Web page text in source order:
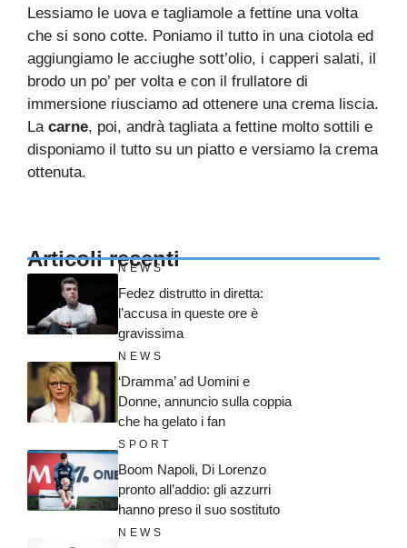
Lessiamo le uova e tagliamole a fettine una volta
che si sono cotte. Poniamo il tutto in una ciotola ed
aggiungiamo le acciughe sott’olio, i capperi salati, il
brodo un po’ per volta e con il frullatore di
immersione riusciamo ad ottenere una crema liscia.
La carne, poi, andrà tagliata a fettine molto sottili e
disponiamo il tutto su un piatto e versiamo la crema
ottenuta.
Articoli recenti
NEWS
Fedez distrutto in diretta:
l’accusa in queste ore è
gravissima
NEWS
‘Dramma’ ad Uomini e
Donne, annuncio sulla coppia
che ha gelato i fan
SPORT
Boom Napoli, Di Lorenzo
pronto all’addio: gli azzurri
hanno preso il suo sostituto
NEWS